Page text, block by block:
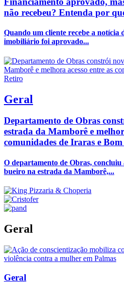
não recebeu? Entenda por
Quando um cliente recebe a notícia
imobiliário foi aprovado...
Geral
Departamento de Obras
estrada da Mamborê e
comunidades de Iraras e
O departamento de Obras,
bueiro na estrada da Mamborê,...
Geral
Geral